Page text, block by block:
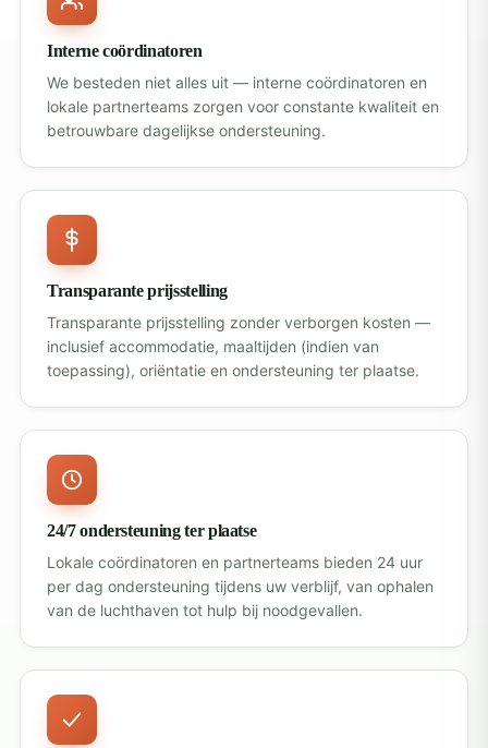
Interne coördinatoren
We besteden niet alles uit — interne coördinatoren en
lokale partnerteams zorgen voor constante kwaliteit en
betrouwbare dagelijkse ondersteuning.
Transparante prijsstelling
Transparante prijsstelling zonder verborgen kosten —
inclusief accommodatie, maaltijden (indien van
toepassing), oriëntatie en ondersteuning ter plaatse.
24/7 ondersteuning ter plaatse
Lokale coördinatoren en partnerteams bieden 24 uur
per dag ondersteuning tijdens uw verblijf, van ophalen
van de luchthaven tot hulp bij noodgevallen.